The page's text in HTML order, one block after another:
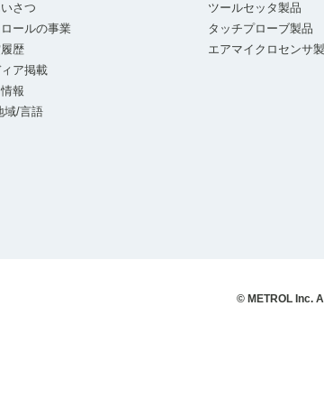
さつ
ールの事業
歴
ア掲載
報
域/言語
ツールセッタ製品
タッチプローブ製品
エアマイクロセンサ
© METROL Inc.